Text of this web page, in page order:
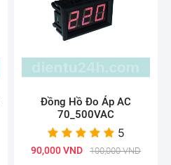
Đồng Hồ Đo Áp AC
70_500VAC
5
90,000 VND 100,000 VND